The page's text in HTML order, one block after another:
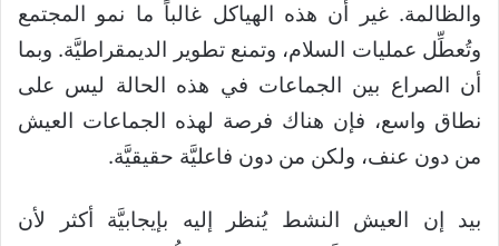
والظالمة. غير أن هذه الهياكل غالباً ما نمو المجتمع
وتُعطِّل عمليات السلام، وتمنع تطوير الديمقراطيَّة. وبما
أن الصراع بين الجماعات في هذه الحالة ليس على
نطاق واسع، فإن هناك فرصة لهذه الجماعات العيش
من دون عنف، ولكن من دون فاعليَّة حقيقيَّة.
بيد إن العيش النشط يُنظر إليه بإيجابيَّة أكثر لأن